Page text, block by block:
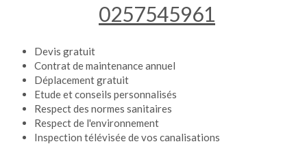
0257545961
Devis gratuit
Contrat de maintenance annuel
Déplacement gratuit
Etude et conseils personnalisés
Respect des normes sanitaires
Respect de l'environnement
Inspection télévisée de vos canalisations